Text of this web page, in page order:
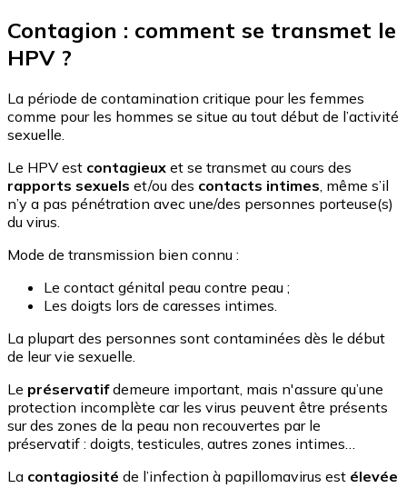
Contagion : comment se transmet le
HPV ?
La période de contamination critique pour les femmes
comme pour les hommes se situe au tout début de l’activité
sexuelle.
Le HPV est contagieux et se transmet au cours des
rapports sexuels et/ou des contacts intimes, même s’il
n’y a pas pénétration avec une/des personnes porteuse(s)
du virus.
Mode de transmission bien connu :
Le contact génital peau contre peau ;
Les doigts lors de caresses intimes.
La plupart des personnes sont contaminées dès le début
de leur vie sexuelle.
Le préservatifdemeure important, mais n'assure qu’une
protection incomplète car les virus peuvent être présents
sur des zones de la peau non recouvertes par le
préservatif : doigts, testicules, autres zones intimes…
La contagiosité de l’infection à papillomavirus est élevée